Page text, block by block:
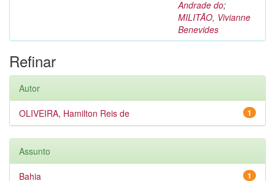
Andrade do;
MILITÃO, Vivianne
Benevides
Refinar
Autor
1
OLIVEIRA, Hamilton Reis de
Assunto
1
Bahia